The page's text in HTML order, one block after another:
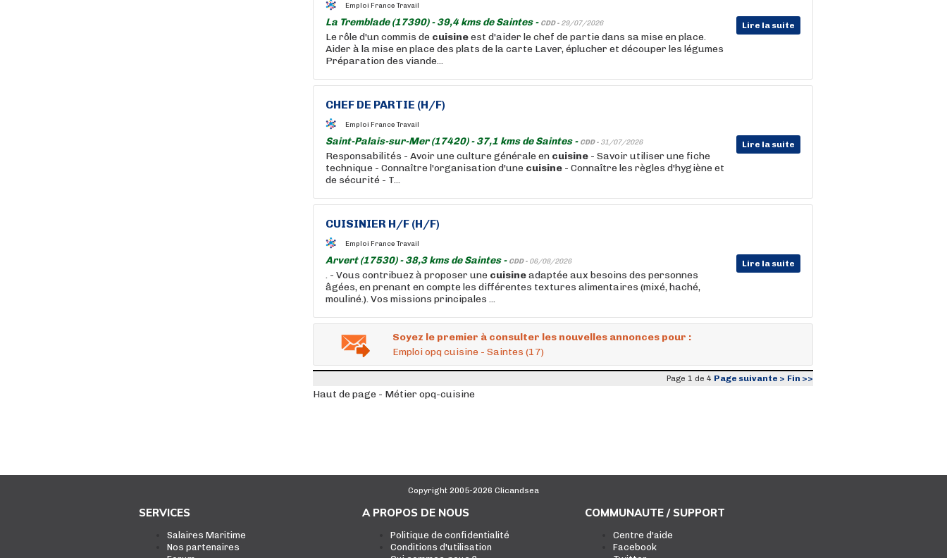
Emploi France Travail
La Tremblade (17390) - 39,4 kms de Saintes - CDD - 29/07/2026 Lire la suite
Le rôle d'un commis de cuisineest d'aider le chef de partie dans sa mise en place.
Aider à la mise en place des plats de la carte Laver, éplucher et découper les légumes
Préparation des viande...
CHEF DE PARTIE (H/F)
Emploi France Travail
Saint-Palais-sur-Mer (17420) - 37,1 kms de Saintes - CDD - 31/07/2026 Lire la suite
Responsabilités - Avoir une culture générale en cuisine - Savoir utiliser une fiche
technique - Connaître l'organisation d'une cuisine - Connaître les règles d'hygiène et
de sécurité - T...
CUISINIER H/F (H/F)
Emploi France Travail
Arvert (17530) - 38,3 kms de Saintes - CDD - 06/08/2026 Lire la suite
. - Vous contribuez à proposer une cuisineadaptée aux besoins des personnes
âgées, en prenant en compte les différentes textures alimentaires (mixé, haché,
mouliné.). Vos missions principales ...
Soyez le premier à consulter les nouvelles annonces pour :
Emploi opq cuisine - Saintes (17)
Page 1 de 4 Page suivante > Fin >>
Haut de page - Métier opq-cuisine
Copyright 2005-2026 Clicandsea
SERVICES
Salaires Maritime
Nos partenaires
A PROPOS DE NOUS
Politique de confidentialité
Conditions d'utilisation
COMMUNAUTE / SUPPORT
Centre d'aide
Facebook